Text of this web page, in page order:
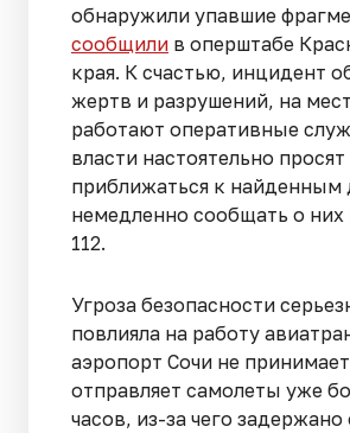
обнаружили упавшие
сообщили в оперштабе
края. К счастью, инцидент
жертв и разрушений, на
работают оперативные
власти настоятельно
приближаться к найденным
немедленно сообщать о
112.
Угроза безопасности
повлияла на работу
аэропорт Сочи не
отправляет самолеты уже
часов, из-за чего задержано